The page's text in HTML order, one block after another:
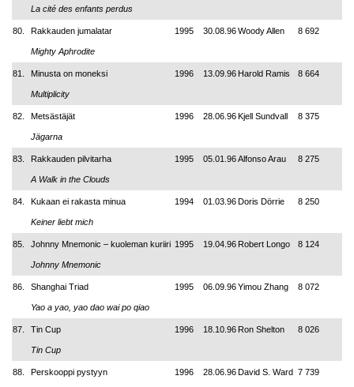
La cité des enfants perdus
80. Rakkauden jumalatar
Mighty Aphrodite
1995 30.08.96Woody Allen 8 692
81. Minusta on moneksi
Multiplicity
1996 13.09.96 Harold Ramis 8 664
82. Metsästäjät
Jägarna
1996 28.06.96Kjell Sundvall 8 375
83. Rakkauden pilvitarha
A Walk in the Clouds
1995 05.01.96Alfonso Arau 8 275
84. Kukaan ei rakasta minua
Keiner liebt mich
1994 01.03.96Doris Dörrie 8 250
85. Johnny Mnemonic – kuoleman kuriiri
Johnny Mnemonic
1995 19.04.96 Robert Longo 8 124
86. Shanghai Triad
Yao a yao, yao dao wai po qiao
1995 06.09.96Yimou Zhang 8 072
87. Tin Cup
Tin Cup
1996 18.10.96 Ron Shelton 8 026
88. Perskooppi pystyyn 1996 28.06.96David S. Ward 7 739